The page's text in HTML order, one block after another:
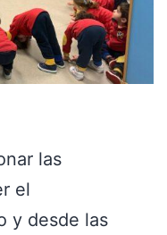
las
el
y desde las